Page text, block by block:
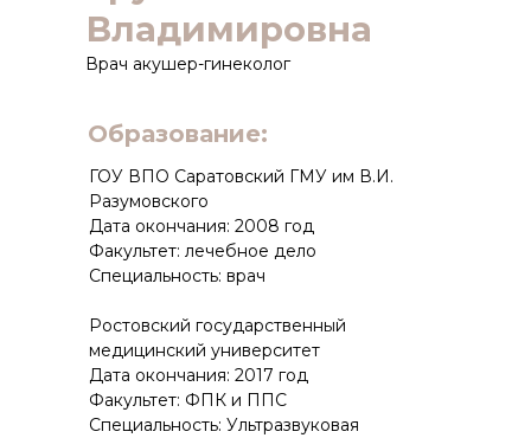
Владимировна
Врач акушер-гинеколог
Образование:
ГОУ ВПО Саратовский ГМУ им В.И.
Разумовского
Дата окончания: 2008 год
Факультет: лечебное дело
Специальность: врач
Ростовский государственный
медицинский университет
Дата окончания: 2017 год
Факультет: ФПК и ППС
Специальность: Ультразвуковая